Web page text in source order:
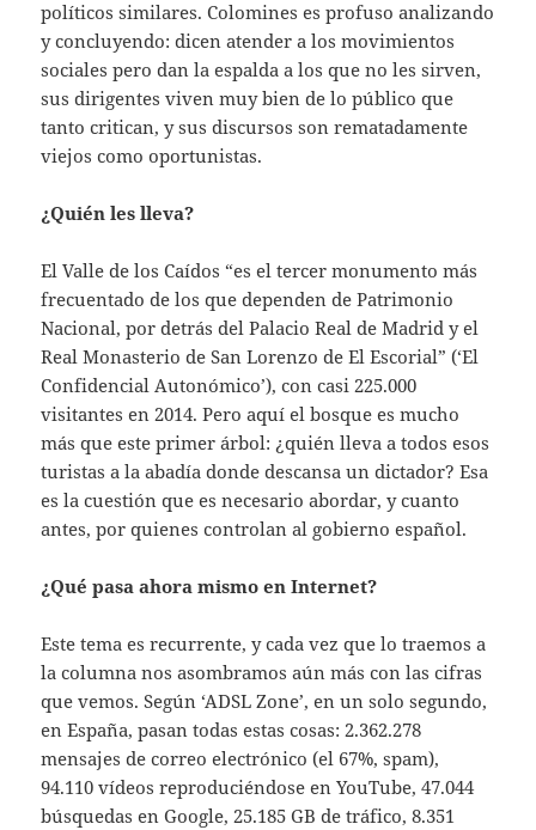
políticos similares. Colomines es profuso analizando
y concluyendo: dicen atender a los movimientos
sociales pero dan la espalda a los que no les sirven,
sus dirigentes viven muy bien de lo público que
tanto critican, y sus discursos son rematadamente
viejos como oportunistas.
¿Quién les lleva?
El Valle de los Caídos “es el tercer monumento más
frecuentado de los que dependen de Patrimonio
Nacional, por detrás del Palacio Real de Madrid y el
Real Monasterio de San Lorenzo de El Escorial” (‘El
Confidencial Autonómico’), con casi 225.000
visitantes en 2014. Pero aquí el bosque es mucho
más que este primer árbol: ¿quién lleva a todos esos
turistas a la abadía donde descansa un dictador? Esa
es la cuestión que es necesario abordar, y cuanto
antes, por quienes controlan al gobierno español.
¿Qué pasa ahora mismo en Internet?
Este tema es recurrente, y cada vez que lo traemos a
la columna nos asombramos aún más con las cifras
que vemos. Según ‘ADSL Zone’, en un solo segundo,
en España, pasan todas estas cosas: 2.362.278
mensajes de correo electrónico (el 67%, spam),
94.110 vídeos reproduciéndose en YouTube, 47.044
búsquedas en Google, 25.185 GB de tráfico, 8.351